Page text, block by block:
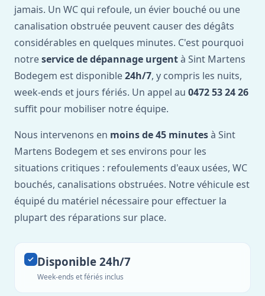
jamais. Un WC qui refoule, un évier bouché ou une
canalisation obstruée peuvent causer des dégâts
considérables en quelques minutes. C'est pourquoi
notreservice de dépannage urgentà Sint Martens
Bodegem est disponible24h/7, y compris les nuits,
week-ends et jours fériés. Un appel au 0472 53 24 26
suffit pour mobiliser notre équipe.
Nous intervenons en moins de 45 minutesà Sint
Martens Bodegem et ses environs pour les
situations critiques : refoulements d'eaux usées, WC
bouchés, canalisations obstruées. Notre véhicule est
équipé du matériel nécessaire pour effectuer la
plupart des réparations sur place.
Disponible 24h/7
Week-ends et fériés inclus